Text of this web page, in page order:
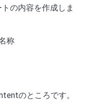
の内容を作成しま
称
のところです。